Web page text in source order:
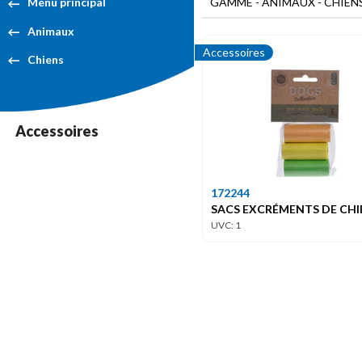
Animaux
Chiens
Accessoires
Accessoires
172244
SACS EXCRÉMENTS DE
UVC: 1